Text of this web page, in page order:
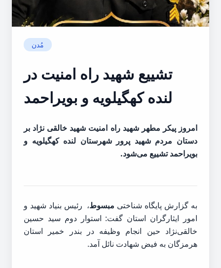
مُدن
تشییع شهید راه امنیت در
لنده کهگیلویه و بویراحمد
امروز پیکر مطهر شهید راه امنیت شهید خالقی نژاد بر
دستان مردم شهید پرور شهرستان لنده کهگیلویه و
بویراحمد تشییع می‌شود.
به گزارش پایگاه شناختی مبسوط، رئیس بنیاد شهید و
امور ایثارگران استان گفت: استوار دوم سید حسین
خالقی‌نژاد حین انجام وظیفه در بندر خمیر استان
هرمزگان به فیض شهادت نائل آمد.